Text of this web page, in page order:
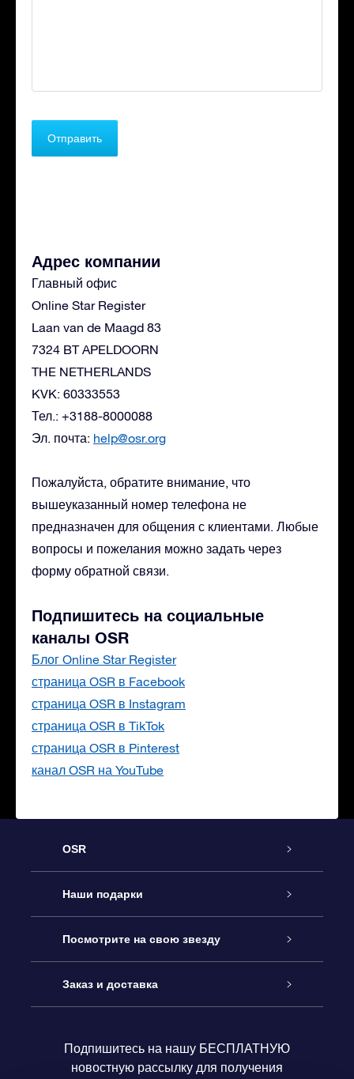
Адрес компании
Главный офис
Online Star Register
Laan van de Maagd 83
7324 BT APELDOORN
THE NETHERLANDS
KVK: 60333553
Тел.: +3188-8000088
Эл. почта: help@osr.org
Пожалуйста, обратите внимание, что
вышеуказанный номер телефона не
предназначен для общения с клиентами. Любые
вопросы и пожелания можно задать через
форму обратной связи.
Подпишитесь на социальные
каналы OSR
Блог Online Star Register
страница OSR в Facebook
страница OSR в Instagram
страница OSR в TikTok
страница OSR в Pinterest
канал OSR на YouTube
OSR
Обслуживание
Как с нами связаться
Блог
Отзывы
Наши подарки
Онлайн подарок Online Star Gift
Подарочный набор OSR
Подарочная карта OSR
Посмотрите на свою звезду
Звездный реестр
Персонализированная страница Star Page
Заказ и доставка
Платежная информация
Подпишитесь на нашу БЕСПЛАТНУЮ
новостную рассылку для получения